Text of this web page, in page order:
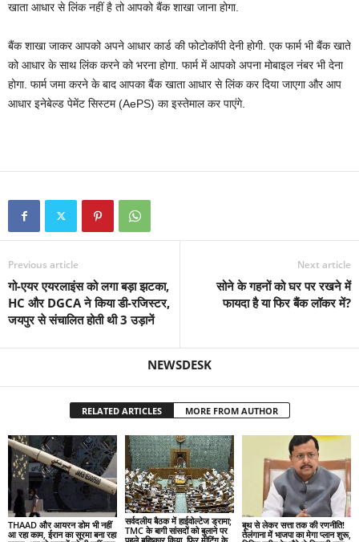
खाता आधार से लिंक नहीं है तो आपको बैंक शाखा जाना होगा.
बैंक शाखा जाकर आपको अपने आधार कार्ड की फोटोकॉपी देनी होगी. एक फार्म भी बैंक खाते
को आधार के साथ लिंक करने को भरना होगा. फार्म में आपको अपना मोबाइल नंबर भी देना
होगा. फार्म जमा करने के बाद आपका बैंक खाता आधार से लिंक कर दिया जाएगा और आप
आधार इनेबेल्ड पेमेंट सिस्टम (AePS) का इस्‍तेमाल कर पाएंगे.
Previous article
गो-एयर एयरलाइंस को लगा बड़ा झटका,
HC और DGCA ने किया डी-रजिस्टर,
जयपुर से संचालित होती थी 3 उड़ानें
Next article
सोने के गहनों को घर पर रखने में
फायदा है या फिर बैंक लॉकर में?
NEWSDESK
RELATED ARTICLES MORE FROM AUTHOR
THAAD और आयरन डोम भी नहीं
आ रहा काम, ईरान का सूरमा बना रहा
सर्वदलीय बैठक में हाईवोल्टेज ड्रामा;
TMC के बागी सांसदों को बुलाने पर
बूथ से लेकर सत्ता तक की रणनीति!
तेलंगाना में भाजपा का मेगा प्लान शुरू,